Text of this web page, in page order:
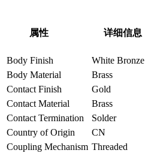
属性 详细信息
Body Finish
White Bronze
Body Material
Brass
Contact Finish
Gold
Contact Material
Brass
Contact Termination
Solder
Country of Origin
CN
Coupling Mechanism Threaded